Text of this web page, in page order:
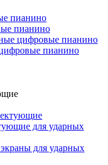
пианино
пианино
цифровые пианино
пианино
для ударных
для ударных